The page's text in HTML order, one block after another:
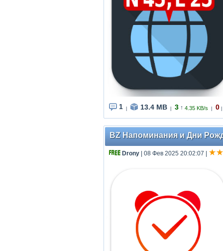
1 13.4 MB 3 ↑ 4.35 KB/s 0
BZ Напоминания и Дни
Drony | 08 Фев 2025 20:02:07